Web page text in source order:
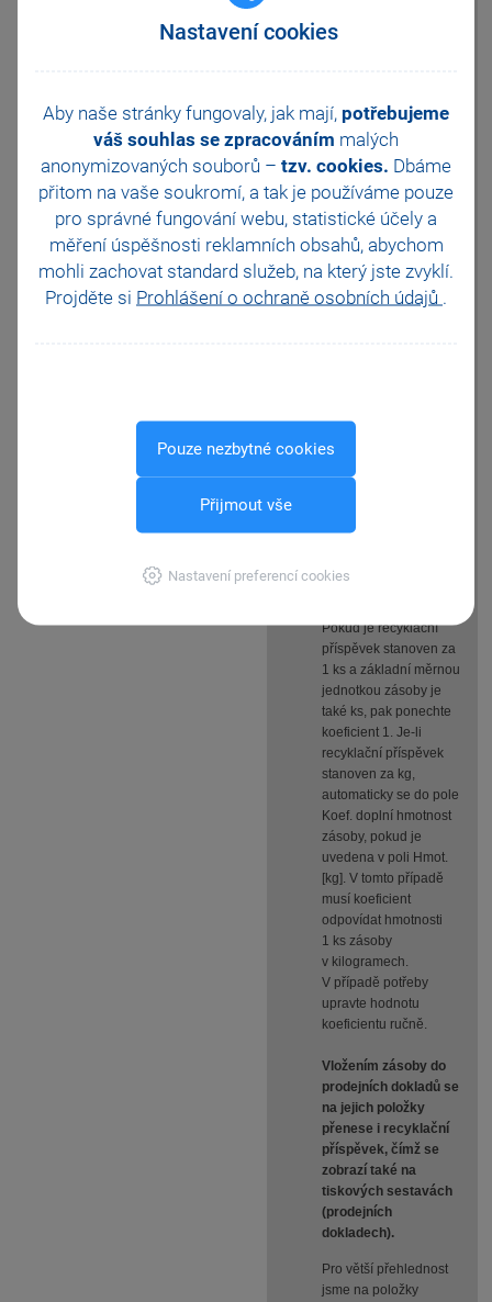
Nastavení cookies
Aby naše stránky fungovaly, jak mají, potřebujeme
váš souhlas se zpracováním malých
anonymizovaných souborů – tzv. cookies. Dbáme
přitom na vaše soukromí, a tak je používáme pouze
pro správné fungování webu, statistické účely a
měření úspěšnosti reklamních obsahů, abychom
mohli zachovat standard služeb, na který jste zvyklí.
Projděte si Prohlášení o ochraně osobních údajů .
Pouze nezbytné cookies
Přijmout vše
Nastavení preferencí cookies
nová agenda
Recyklační příspěvky,
kterou využijete pro
evidenci jednotlivých
příspěvků. Kromě sazby
příspěvku a měrné
jednotky, k níž se
vztahuje, zde můžete
uvést i text, který chcete
tisknout na dokladech.
recyklačních příspěvků
samotného
Pokud je recyklační
příspěvek stanoven za
1 ks a základní měrnou
jednotkou zásoby je
také ks, pak ponechte
koeficient 1. Je-li
recyklační příspěvek
stanoven za kg,
automaticky se do pole
Koef. doplní hmotnost
zásoby, pokud je
uvedena v poli Hmot.
[kg]. V tomto případě
musí koeficient
odpovídat hmotnosti
1 ks zásoby
v kilogramech.
V případě potřeby
upravte hodnotu
koeficientu ručně.
Vložením zásoby do
prodejních dokladů se
na jejich položky
přenese i recyklační
příspěvek, čímž se
zobrazí také na
tiskových sestavách
(prodejních
dokladech).
Pro větší přehlednost
jsme na položky